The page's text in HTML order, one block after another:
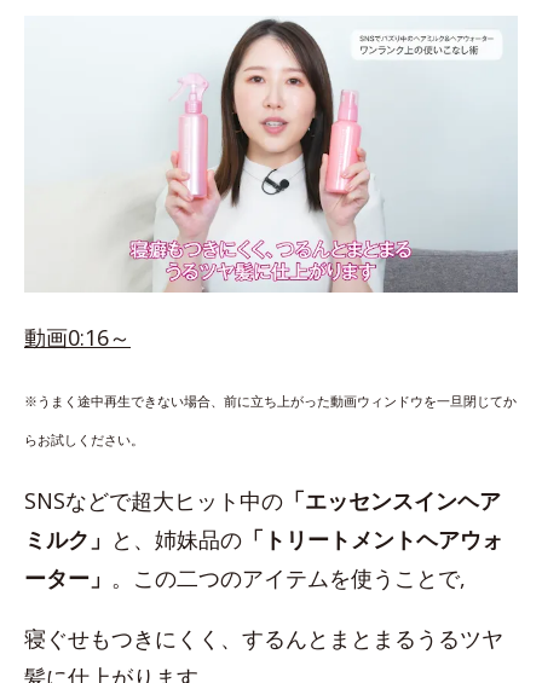
動画0:16～
※うまく途中再生できない場合、前に立ち上がった動画ウィンドウを一旦閉じてか
らお試しください。
SNSなどで超大ヒット中の 「エッセンスインヘア
ミルク」 と、姉妹品の 「トリートメントヘアウォ
ーター」 。この二つのアイテムを使うことで,
寝ぐせもつきにくく、するんとまとまるうるツヤ